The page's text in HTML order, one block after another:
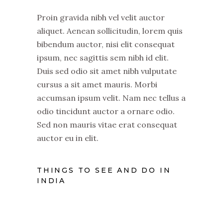
Proin gravida nibh vel velit auctor
aliquet. Aenean sollicitudin, lorem quis
bibendum auctor, nisi elit consequat
ipsum, nec sagittis sem nibh id elit.
Duis sed odio sit amet nibh vulputate
cursus a sit amet mauris. Morbi
accumsan ipsum velit. Nam nec tellus a
odio tincidunt auctor a ornare odio.
Sed non mauris vitae erat consequat
auctor eu in elit.
THINGS TO SEE AND DO IN
INDIA